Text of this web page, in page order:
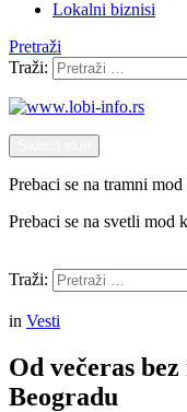
Lokalni biznisi
Pretraži
Traži:
Prebaci se na tramni
Prebaci se na svetli mod
Traži:
in Vesti
Od večeras
Beogradu